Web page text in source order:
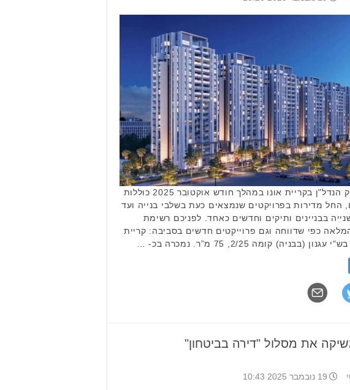
עסקאות שוק הנדל"ן בקריית אונו במהלך חודש אוקטובר 2025 כוללות
החל מדירות בפרויקטים שנמצאים כעת בשלבי בנייה ועד
בבניינים ותיקים וחדשים כאחד. לפניכם רשימת
כפי שדווחה וגם פרוייקטים חדשים בסביבה: קריית
את מסלול "דירה בביטחון"
19 נובמבר 2025 10:43